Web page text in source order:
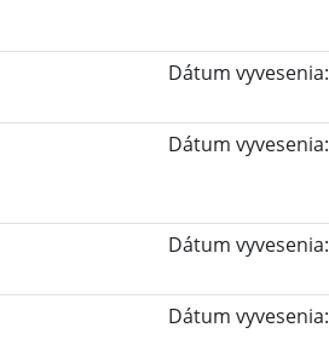
Dátum vyvesenia:
Dátum vyvesenia:
Dátum vyvesenia:
Dátum vyvesenia: